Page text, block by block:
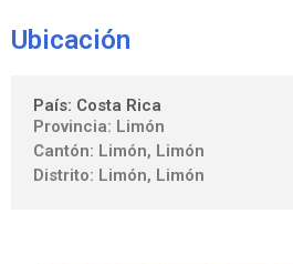
Ubicación
País: Costa Rica
Provincia: Limón
Cantón: Limón, Limón
Distrito: Limón, Limón